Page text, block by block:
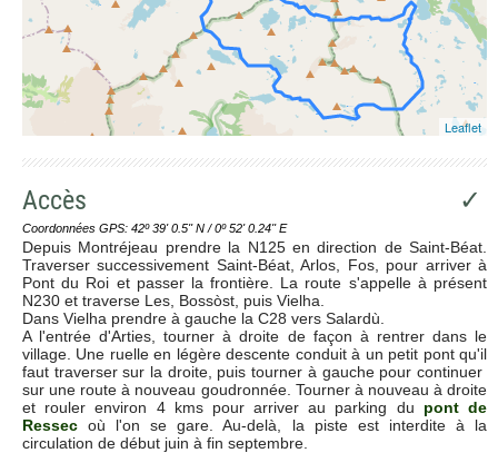
Leaflet
Accès ✓
Coordonnées GPS: 42º 39' 0.5'' N / 0º 52' 0.24'' E
Depuis Montréjeau prendre la N125 en direction de Saint-Béat.
Traverser successivement Saint-Béat, Arlos, Fos, pour arriver à
Pont du Roi et passer la frontière. La route s'appelle à présent
N230 et traverse Les, Bossòst, puis Vielha.
Dans Vielha prendre à gauche la C28 vers Salardù.
A l'entrée d'Arties, tourner à droite de façon à rentrer dans le
village. Une ruelle en légère descente conduit à un petit pont qu'il
faut traverser sur la droite, puis tourner à gauche pour continuer
sur une route à nouveau goudronnée. Tourner à nouveau à droite
et rouler environ 4 kms pour arriver au parking du pont de
Ressec où l'on se gare. Au-delà, la piste est interdite à la
circulation de début juin à fin septembre.